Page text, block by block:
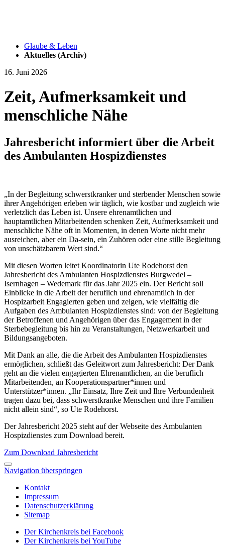
Glaube & Leben
Aktuelles (Archiv)
16. Juni 2026
Zeit, Aufmerksamkeit und
menschliche Nähe
Jahresbericht informiert über die Arbeit
des Ambulanten Hospizdienstes
„In der Begleitung schwerstkranker und sterbender Menschen sowie
ihrer Angehörigen erleben wir täglich, wie kostbar und zugleich wie
verletzlich das Leben ist. Unsere ehrenamtlichen und
hauptamtlichen Mitarbeitenden schenken Zeit, Aufmerksamkeit und
menschliche Nähe oft in Momenten, in denen Worte nicht mehr
ausreichen, aber ein Da-sein, ein Zuhören oder eine stille Begleitung
von unschätzbarem Wert sind.“
Mit diesen Worten leitet Koordinatorin Ute Rodehorst den
Jahresbericht des Ambulanten Hospizdienstes Burgwedel –
Isernhagen – Wedemark für das Jahr 2025 ein. Der Bericht soll
Einblicke in die Arbeit der beruflich und ehrenamtlich in der
Hospizarbeit Engagierten geben und zeigen, wie vielfältig die
Aufgaben des Ambulanten Hospizdienstes sind: von der Begleitung
der Betroffenen und Angehörigen über das Engagement in der
Sterbebegleitung bis hin zu Veranstaltungen, Netzwerkarbeit und
Bildungsangeboten.
Mit Dank an alle, die die Arbeit des Ambulanten Hospizdienstes
ermöglichen, schließt das Geleitwort zum Jahresbericht: Der Dank
geht an die vielen engagierten Ehrenamtlichen, an die beruflich
Mitarbeitenden, an Kooperationspartner*innen und
Unterstützer*innen. „Ihr Einsatz, Ihre Zeit und Ihre Verbundenheit
tragen dazu bei, dass schwerstkranke Menschen und ihre Familien
nicht allein sind“, so Ute Rodehorst.
Der Jahresbericht 2025 steht auf der Webseite des Ambulanten
Hospizdienstes zum Download bereit.
Zum Download Jahresbericht
Navigation überspringen
Kontakt
Impressum
Datenschutzerklärung
Sitemap
Der Kirchenkreis bei Facebook
Der Kirchenkreis bei YouTube